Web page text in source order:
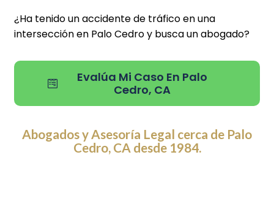
¿Ha tenido un accidente de tráfico en una
intersección en Palo Cedro y busca un abogado?
Evalúa Mi Caso En Palo
Cedro, CA
Abogados y Asesoría Legal cerca de Palo
Cedro, CA desde 1984.